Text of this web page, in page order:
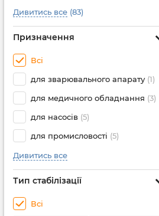
Дивитись все (83)
Призначення
Всі
для зварювального апарату (1)
для медичного обладнання (3)
для насосів (5)
для промисловості (5)
Дивитись все
Тип стабілізації
Всі